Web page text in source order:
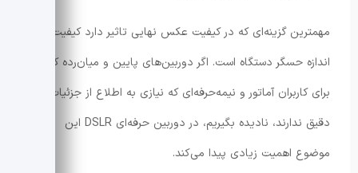
مهمترین گزینه‌ای که در کیفیت عکس نهایی تاثیر دارد کیفیت لنز و
اندازه حسگر دستگاه است. اگر دوربین‌های پایین و میان‌رده که
برای کاربران آماتور و نیمه‌حرفه‌ای که نیازی به اطلاع از جزئیات
دقیق ندارند، نادیده بگیریم، در دوربین حرفه‌ای DSLR این
موضوع اهمیت زیادی پیدا می‌کند.